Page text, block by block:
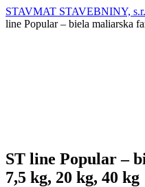
STAVMAT STAVEBNINY,
line Popular – biela maliarska
ST line Popular –
7,5 kg, 20 kg, 40 kg